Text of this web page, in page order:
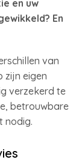
en uw
En
van
zijn eigen
verzekerd te
betrouwbare
nodig.